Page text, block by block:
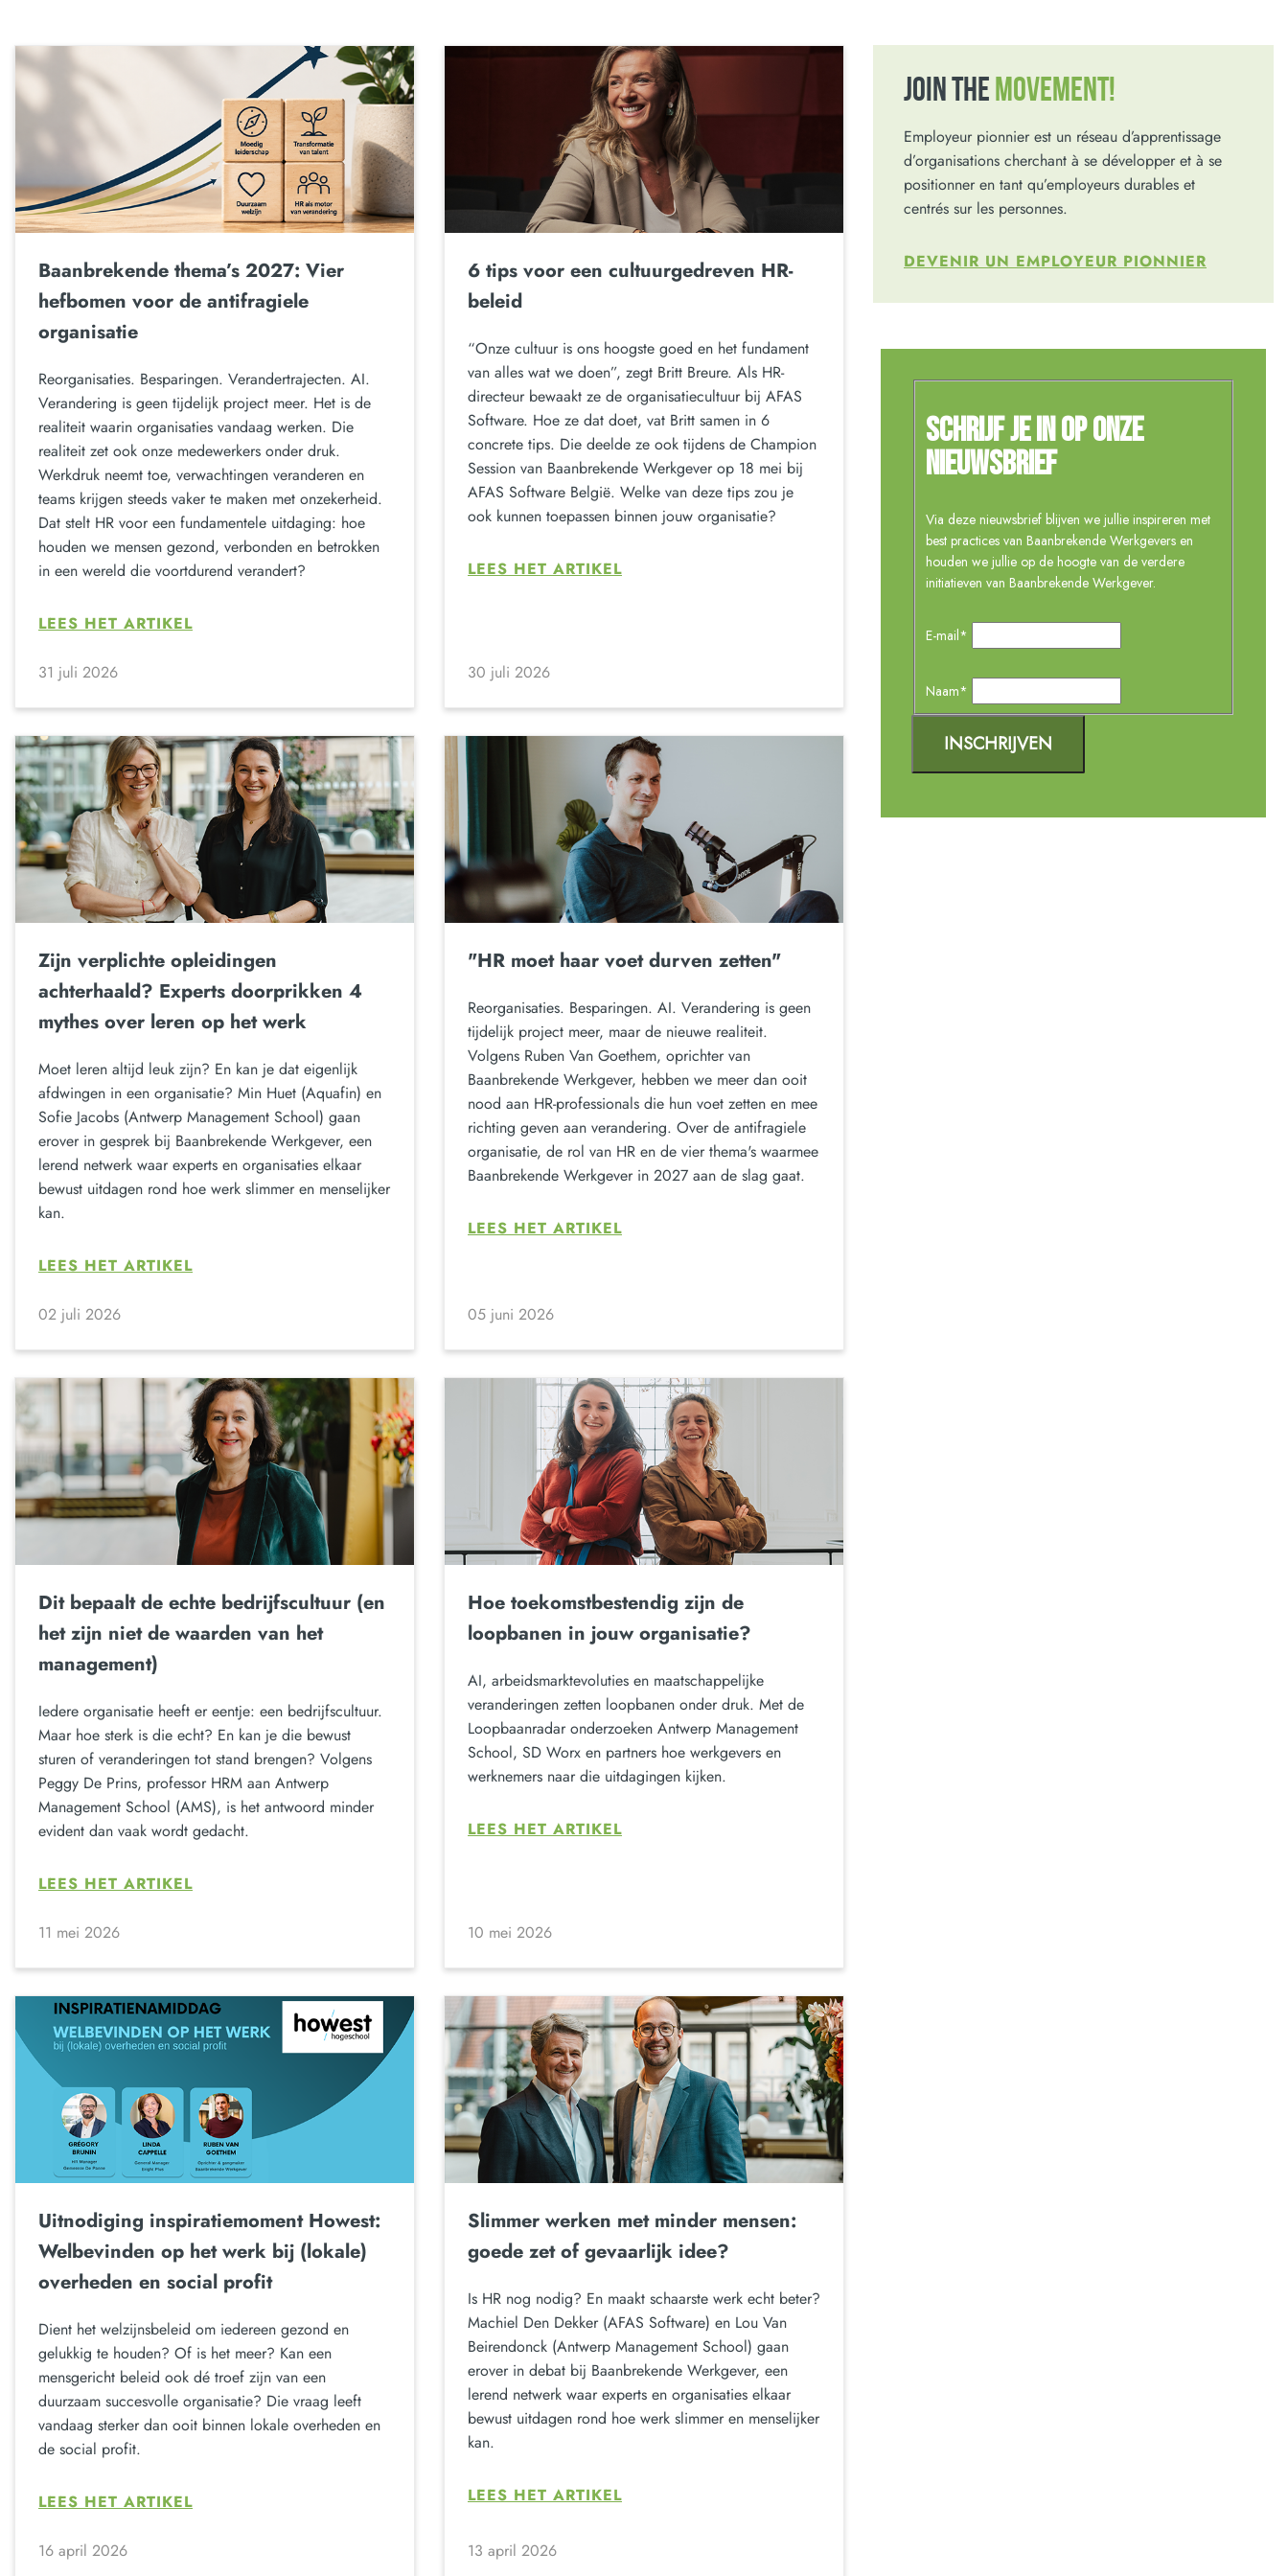
Baanbrekende thema’s 2027: Vier
hefbomen voor de antifragiele
organisatie
Reorganisaties. Besparingen. Verandertrajecten. AI.
Verandering is geen tijdelijk project meer. Het is de
realiteit waarin organisaties vandaag werken. Die
realiteit zet ook onze medewerkers onder druk.
Werkdruk neemt toe, verwachtingen veranderen en
teams krijgen steeds vaker te maken met onzekerheid.
Dat stelt HR voor een fundamentele uitdaging: hoe
houden we mensen gezond, verbonden en betrokken
in een wereld die voortdurend verandert?
LEES HET ARTIKEL
31 juli 2026
6 tips voor een cultuurgedreven HR-
beleid
“Onze cultuur is ons hoogste goed en het fundament
van alles wat we doen”, zegt Britt Breure. Als HR-
directeur bewaakt ze de organisatiecultuur bij AFAS
Software. Hoe ze dat doet, vat Britt samen in 6
concrete tips. Die deelde ze ook tijdens de Champion
Session van Baanbrekende Werkgever op 18 mei bij
AFAS Software België. Welke van deze tips zou je
ook kunnen toepassen binnen jouw organisatie?
LEES HET ARTIKEL
30 juli 2026
Zijn verplichte opleidingen
achterhaald? Experts doorprikken 4
mythes over leren op het werk
Moet leren altijd leuk zijn? En kan je dat eigenlijk
afdwingen in een organisatie? Min Huet (Aquafin) en
Sofie Jacobs (Antwerp Management School) gaan
erover in gesprek bij Baanbrekende Werkgever, een
lerend netwerk waar experts en organisaties elkaar
bewust uitdagen rond hoe werk slimmer en menselijker
kan.
LEES HET ARTIKEL
02 juli 2026
"HR moet haar voet durven zetten"
Reorganisaties. Besparingen. AI. Verandering is geen
tijdelijk project meer, maar de nieuwe realiteit.
Volgens Ruben Van Goethem, oprichter van
Baanbrekende Werkgever, hebben we meer dan ooit
nood aan HR-professionals die hun voet zetten en mee
richting geven aan verandering. Over de antifragiele
organisatie, de rol van HR en de vier thema's waarmee
Baanbrekende Werkgever in 2027 aan de slag gaat.
LEES HET ARTIKEL
05 juni 2026
Dit bepaalt de echte bedrijfscultuur (en
het zijn niet de waarden van het
management)
Iedere organisatie heeft er eentje: een bedrijfscultuur.
Maar hoe sterk is die echt? En kan je die bewust
sturen of veranderingen tot stand brengen? Volgens
Peggy De Prins, professor HRM aan Antwerp
Management School (AMS), is het antwoord minder
evident dan vaak wordt gedacht.
LEES HET ARTIKEL
11 mei 2026
Hoe toekomstbestendig zijn de
loopbanen in jouw organisatie?
AI, arbeidsmarktevoluties en maatschappelijke
veranderingen zetten loopbanen onder druk. Met de
Loopbaanradar onderzoeken Antwerp Management
School, SD Worx en partners hoe werkgevers en
werknemers naar die uitdagingen kijken.
LEES HET ARTIKEL
10 mei 2026
Uitnodiging inspiratiemoment Howest:
Welbevinden op het werk bij (lokale)
overheden en social profit
Dient het welzijnsbeleid om iedereen gezond en
gelukkig te houden? Of is het meer? Kan een
mensgericht beleid ook dé troef zijn van een
duurzaam succesvolle organisatie? Die vraag leeft
vandaag sterker dan ooit binnen lokale overheden en
de social profit.
LEES HET ARTIKEL
16 april 2026
Slimmer werken met minder mensen:
goede zet of gevaarlijk idee?
Is HR nog nodig? En maakt schaarste werk echt beter?
Machiel Den Dekker (AFAS Software) en Lou Van
Beirendonck (Antwerp Management School) gaan
erover in debat bij Baanbrekende Werkgever, een
lerend netwerk waar experts en organisaties elkaar
bewust uitdagen rond hoe werk slimmer en menselijker
kan.
LEES HET ARTIKEL
13 april 2026
JOIN THE MOVEMENT!
Employeur pionnier est un réseau d’apprentissage
d’organisations cherchant à se développer et à se
positionner en tant qu’employeurs durables et
centrés sur les personnes.
DEVENIR UN EMPLOYEUR PIONNIER